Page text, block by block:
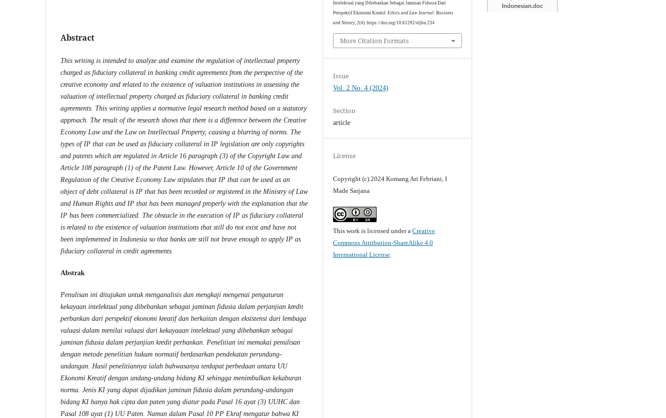
Abstract
This writing is intended to analyze and examine the regulation of intellectual property
charged as fiduciary collateral in banking credit agreements from the perspective of the
creative economy and related to the existence of valuation institutions in assessing the
valuation of intellectual property charged as fiduciary collateral in banking credit
agreements. This writing applies a normative legal research method based on a statutory
approach. The result of the research shows that there is a difference between the Creative
Economy Law and the Law on Intellectual Property, causing a blurring of norms. The
types of IP that can be used as fiduciary collateral in IP legislation are only copyrights
and patents which are regulated in Article 16 paragraph (3) of the Copyright Law and
Article 108 paragraph (1) of the Patent Law. However, Article 10 of the Government
Regulation of the Creative Economy Law stipulates that IP that can be used as an
object of debt collateral is IP that has been recorded or registered in the Ministry of Law
and Human Rights and IP that has been managed properly with the explanation that the
IP has been commercialized. The obstacle in the execution of IP as fiduciary collateral
is related to the existence of valuation institutions that still do not exist and have not
been implemented in Indonesia so that banks are still not brave enough to apply IP as
fiduciary collateral in credit agreements.
Abstrak
Penulisan ini ditujukan untuk menganalisis dan mengkaji mengenai pengaturan
kekayaan intelektual yang dibebankan sebagai jaminan fidusia dalam perjanjian kredit
perbankan dari perspektif ekonomi kreatif dan berkaitan dengan eksistensi dari lembaga
valuasi dalam menilai valuasi dari kekayaaan intelektual yang dibebankan sebagai
jaminan fidusia dalam perjanjian kredit perbankan. Penelitian ini memakai penulisan
dengan metode penelitian hukum normatif berdasarkan pendekatan perundang-
undangan. Hasil penelitiannya ialah bahwasanya terdapat perbedaan antara UU
Ekonomi Kreatif dengan undang-undang bidang KI sehingga menimbulkan kekaburan
norma. Jenis KI yang dapat dijadikan jaminan fidusia dalam perundang-undangan
bidang KI hanya hak cipta dan paten yang diatur pada Pasal 16 ayat (3) UUHC dan
Pasal 108 ayat (1) UU Paten. Namun dalam Pasal 10 PP Ekraf mengatur bahwa KI
Intelektual yang Dibebankan Sebagai Jaminan Fidusia Dari
Perspektif Ekonomi Kreatif.Ethics and Law Journal: Business
and Notary,2(4). https://doi.org/10.61292/eljbn.234
More Citation Formats
Issue
Vol. 2 No. 4 (2024)
Section
article
License
Copyright (c) 2024 Komang Ari Febriani, I
Made Sarjana
This work is licensed under aCreative
Commons Attribution-ShareAlike 4.0
International License